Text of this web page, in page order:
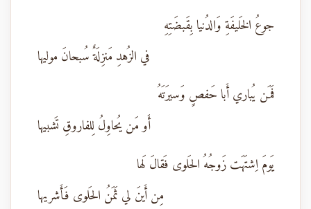
جوعُ الخَليفَةِ وَالدُنيا بِقَبضَتِهِ
في الزُهدِ مَنزِلَةٌ سُبحانَ موليها
فَمَن يُباري أَبا حَفصٍ وَسيرَتَهُ
أَو مَن يُحاوِلُ لِلفاروقِ تَشبيها
يَومَ اِشتَهَت زَوجُهُ الحَلوى فَقالَ لَها
مِن أَينَ لي ثَمَنُ الحَلوى فَأَشريها